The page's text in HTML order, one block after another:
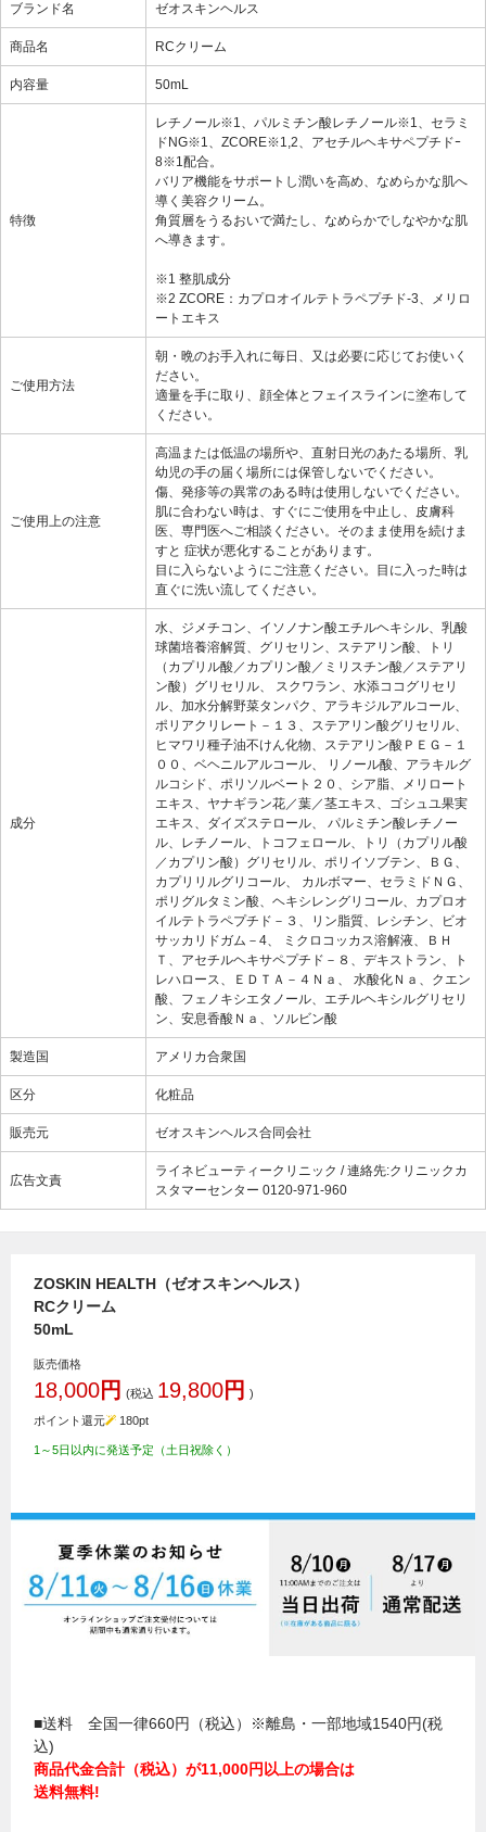
ブランド名 ゼオスキンヘルス
商品名 RCクリーム
内容量 50mL
特徴
レチノール※1、パルミチン酸レチノール※1、セラミ
ドNG※1、ZCORE※1,2、アセチルヘキサペプチドｰ
8※1配合。
バリア機能をサポートし潤いを高め、なめらかな肌へ
導く美容クリーム。
角質層をうるおいで満たし、なめらかでしなやかな肌
へ導きます。
※1 整肌成分
※2 ZCORE：カプロオイルテトラペプチド-3、メリロ
ートエキス
ご使用方法
朝・晩のお手入れに毎日、又は必要に応じてお使いく
ださい。
適量を手に取り、顔全体とフェイスラインに塗布して
ください。
ご使用上の注意
高温または低温の場所や、直射日光のあたる場所、乳
幼児の手の届く場所には保管しないでください。
傷、発疹等の異常のある時は使用しないでください。
肌に合わない時は、すぐにご使用を中止し、皮膚科
医、専門医へご相談ください。そのまま使用を続けま
すと 症状が悪化することがあります。
目に入らないようにご注意ください。目に入った時は
直ぐに洗い流してください。
成分
水、ジメチコン、イソノナン酸エチルヘキシル、乳酸
球菌培養溶解質、グリセリン、ステアリン酸、トリ
（カプリル酸／カプリン酸／ミリスチン酸／ステアリ
ン酸）グリセリル、 スクワラン、水添ココグリセリ
ル、加水分解野菜タンパク、アラキジルアルコール、
ポリアクリレート－１３、ステアリン酸グリセリル、
ヒマワリ種子油不けん化物、ステアリン酸ＰＥＧ－１
００、ベヘニルアルコール、 リノール酸、アラキルグ
ルコシド、ポリソルベート２０、シア脂、メリロート
エキス、ヤナギラン花／葉／茎エキス、ゴシュユ果実
エキス、ダイズステロール、 パルミチン酸レチノー
ル、レチノール、トコフェロール、トリ（カプリル酸
／カプリン酸）グリセリル、ポリイソブテン、ＢＧ、
カプリリルグリコール、 カルボマー、セラミドＮＧ、
ポリグルタミン酸、ヘキシレングリコール、カプロオ
イルテトラペプチド－３、リン脂質、レシチン、ビオ
サッカリドガム－4、 ミクロコッカス溶解液、ＢＨ
Ｔ、アセチルヘキサペプチド－８、デキストラン、ト
レハロース、ＥＤＴＡ－４Ｎａ、 水酸化Ｎａ、クエン
酸、フェノキシエタノール、エチルヘキシルグリセリ
ン、安息香酸Ｎａ、ソルビン酸
製造国 アメリカ合衆国
区分 化粧品
販売元 ゼオスキンヘルス合同会社
広告文責
ライネビューティークリニック / 連絡先:クリニックカ
スタマーセンター 0120-971-960
ZOSKIN HEALTH（ゼオスキンヘルス）
RCクリーム
50mL
販売価格
18,000円 (税込 19,800円 )
ポイント還元 180pt
1～5日以内に発送予定（土日祝除く）
■送料 全国一律660円（税込）※離島・一部地域1540円(税
込)
商品代金合計（税込）が11,000円以上の場合は
送料無料!